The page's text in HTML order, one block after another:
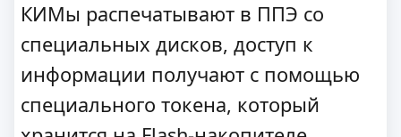
КИМы распечатывают в ППЭ со
специальных дисков, доступ к
информации получают с помощью
специального токена, который